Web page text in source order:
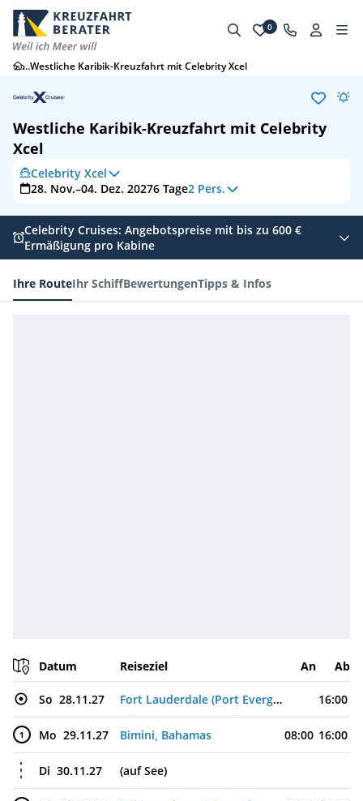
0
...Westliche Karibik-Kreuzfahrt mit Celebrity Xcel
Westliche Karibik-Kreuzfahrt mit Celebrity
Xcel
Celebrity Xcel
28. Nov.–04. Dez. 20276 Tage2 Pers.
Celebrity Cruises: Angebotspreise mit bis zu 600 €
Ermäßigung pro Kabine
Ihre RouteIhr SchiffBewertungenTipps & Infos
Datum Reiseziel An Ab
So 28.11.27 Fort Lauderdale (Port Everglades), USA 16:00
1 Mo 29.11.27 Bimini, Bahamas 08:00 16:00
Di 30.11.27 (auf See)